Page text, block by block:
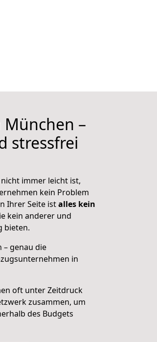
–
stressfrei
immer leicht ist,
kein Problem
Ihrer Seite istalles kein
kein anderer und
bieten.
– genau die
in
oft unter Zeitdruck
zusammen, um
des Budgets